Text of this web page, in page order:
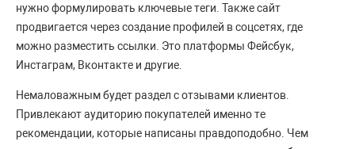
нужно формулировать ключевые теги. Также сайт
продвигается через создание профилей в соцсетях, где
можно разместить ссылки. Это платформы Фейсбук,
Инстаграм, Вконтакте и другие.
Немаловажным будет раздел с отзывами клиентов.
Привлекают аудиторию покупателей именно те
рекомендации, которые написаны правдоподобно. Чем